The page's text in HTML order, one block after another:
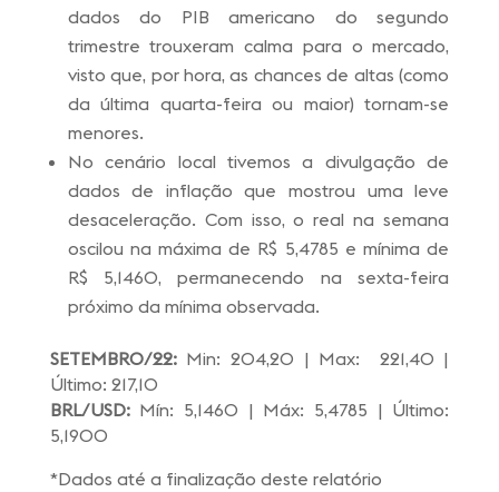
dados do PIB americano do segundo
trimestre trouxeram calma para o mercado,
visto que, por hora, as chances de altas (como
da última quarta-feira ou maior) tornam-se
menores.
No cenário local tivemos a divulgação de
dados de inflação que mostrou uma leve
desaceleração. Com isso, o real na semana
oscilou na máxima de R$ 5,4785 e mínima de
R$ 5,1460, permanecendo na sexta-feira
próximo da mínima observada.
SETEMBRO/22: Min: 204,20 | Max: 221,40 |
Último: 217,10
BRL/USD: Mín: 5,1460 | Máx: 5,4785 | Último:
5,1900
*Dados até a finalização deste relatório